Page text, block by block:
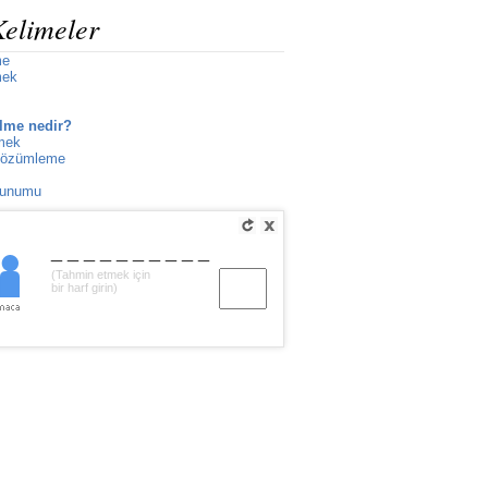
nedir?
(Tahmin etmek için
bir harf girin)